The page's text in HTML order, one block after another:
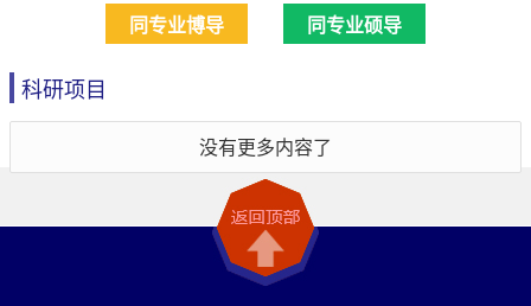
同专业博导 同专业硕导
科研项目
没有更多内容了